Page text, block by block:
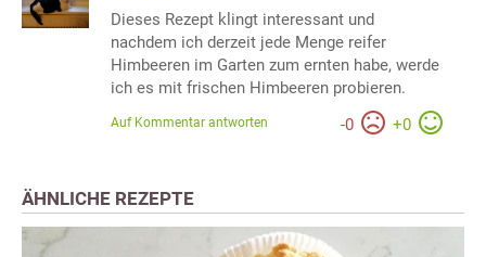
Dieses Rezept klingt interessant und
nachdem ich derzeit jede Menge reifer
Himbeeren im Garten zum ernten habe, werde
ich es mit frischen Himbeeren probieren.
-0 +0
Auf Kommentar antworten
ÄHNLICHE REZEPTE